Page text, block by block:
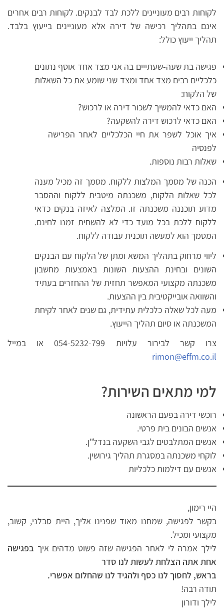
לקוחות רבים מעוניינים ללכת לבד לבנקים. לקוחות רבים אחרים
אינם בתהליך רכישה של דירה אלא מעוניינים בייעוץ בלבד.
תהליך ייעוץ כולל:
פגישה בת שעה-שעתייים בה אני מצד אחד אוסף נתונים
כלכליים רבים מצד אחד ומצד שני שומע את כל השאלות
של הלקוח:
האם כדאי להמשיך לשכור דירה או לרכוש?
האם כדאי לרכוש דירה להשקעה?
איך אוכל לשפר את חיי הכלכליים לאחר הפרישה
לפנסיה
שאלות רבות נוספות.
הכנה של מסמך המלצות ללקוח. מסמך זה מכיל מענה
לכל שאלות הלקוח, משכנתה מיטבית ללקוח וההסבר
מדוע תוכננה משכנתה זו. המלצה לאיזה בנקים כדאי
ללקוח ללכת בכל מועד כדי לא להשחית זמנו לחינם.
המסמך הוא למעשה תוכנית עבודה ללקוח.
ליווי מרחוק בתהליך המשא ומתן של הלקוח עם הבנקים
השונים ובחינת ההצעות השונות באמצעות מחשבון
משכנתה מקצועי המאפשר תחזית של ההחזרים בעתיד
והשוואה אובייקטיבית בין ההצעות.
מעה לכל שאלה כלכלית עתידית, גם שנים לאחר לקיחת
המשכנתה או סיום תהליך הייעוץ.
צרו קשר לבירור עלויות 054-5232-799 או במייל
rimon@effm.co.il
למי מתאים השירות?
רוכשי דירה בפעם הראשונה
אנשים הבונים בית פרטי.
אנשים המתלבטים לגבי השקעה בנדל"ן.
לוקחי משכנתה במסגרת תהליך גירושין.
אנשים עם דילמות כלכליות
היי רימון,
בקשר לפגישה, שמחנו מאוד שפנינו אליך, היית סבלני, קשוב,
מקצועי ומכיל.
לילך אמרה לי לאחר הפגישה שזה פשוט מדהים איך בפגישה
אחת אתה הצלחת לעשות לנו סדר
בראש, לחסוך לנו כסף ולהגיד לנו שהחלום אפשרי.
תודה רבה!
לילך ודורון